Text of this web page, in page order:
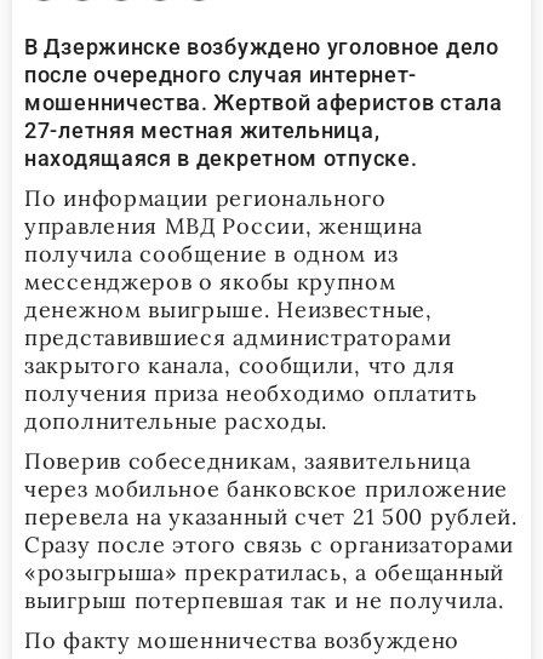
В Дзержинске возбуждено уголовное дело
после очередного случая интернет-
мошенничества. Жертвой аферистов стала
27-летняя местная жительница,
находящаяся в декретном отпуске.
По информации регионального
управления МВД России, женщина
получила сообщение в одном из
мессенджеров о якобы крупном
денежном выигрыше. Неизвестные,
представившиеся администраторами
закрытого канала, сообщили, что для
получения приза необходимо оплатить
дополнительные расходы.
Поверив собеседникам, заявительница
через мобильное банковское приложение
перевела на указанный счет 21 500 рублей.
Сразу после этого связь с организаторами
«розыгрыша» прекратилась, а обещанный
выигрыш потерпевшая так и не получила.
По факту мошенничества возбуждено